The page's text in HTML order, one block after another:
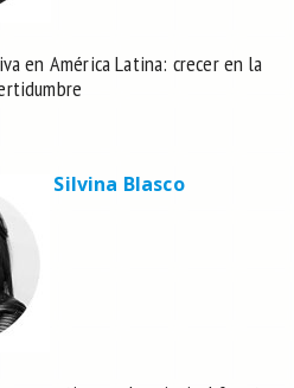
en América Latina: crecer en la
Silvina Blasco